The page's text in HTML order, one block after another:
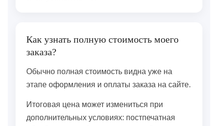
Как узнать полную стоимость моего
заказа?
Обычно полная стоимость видна уже на
этапе оформления и оплаты заказа на сайте.
Итоговая цена может измениться при
дополнительных условиях: постпечатная